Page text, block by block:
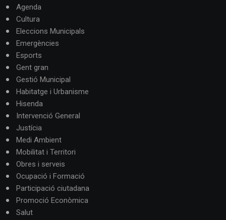
Agenda
Cultura
Eleccions Municipals
Emergències
Esports
Gent gran
Gestió Municipal
Habitatge i Urbanisme
Hisenda
Intervenció General
Justícia
Medi Ambient
Mobilitat i Territori
Obres i serveis
Ocupació i Formació
Participació ciutadana
Promoció Econòmica
Salut